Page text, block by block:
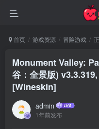
首页 游戏资源 冒险游戏
Monument Valley:
谷：全景版)
[Wineskin]
admin
1年前发布